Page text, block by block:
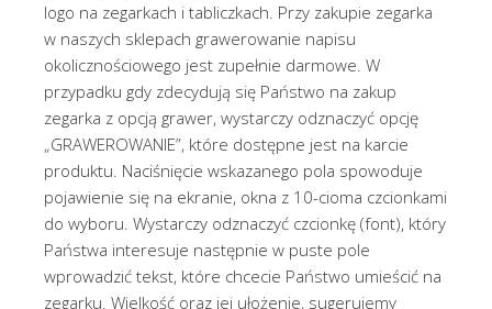
logo na zegarkach i tabliczkach. Przy zakupie zegarka
w naszych sklepach grawerowanie napisu
okolicznościowego jest zupełnie darmowe. W
przypadku gdy zdecydują się Państwo na zakup
zegarka z opcją grawer, wystarczy odznaczyć opcję
„GRAWEROWANIE”, które dostępne jest na karcie
produktu. Naciśnięcie wskazanego pola spowoduje
pojawienie się na ekranie, okna z 10-cioma czcionkami
do wyboru. Wystarczy odznaczyć czcionkę (font), który
Państwa interesuje następnie w puste pole
wprowadzić tekst, które chcecie Państwo umieścić na
zegarku. Wielkość oraz jej ułożenie, sugerujemy